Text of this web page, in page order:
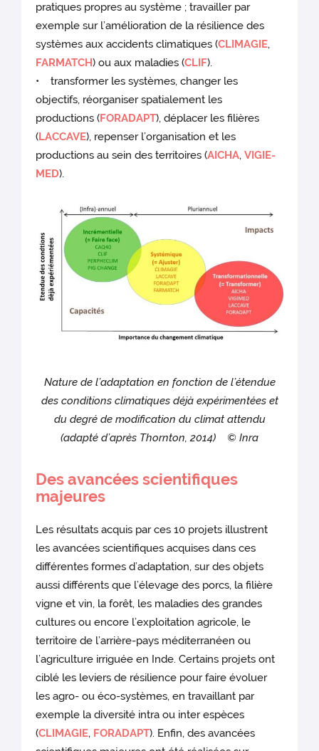
pratiques propres au système ; travailler par
exemple sur l’amélioration de la résilience des
systèmes aux accidents climatiques (CLIMAGIE,
FARMATCH) ou aux maladies (CLIF).
• transformer les systèmes, changer les
objectifs, réorganiser spatialement les
productions (FORADAPT), déplacer les filières
(LACCAVE), repenser l’organisation et les
productions au sein des territoires (AICHA,VIGIE-
MED).
Nature de l’adaptation en fonction de l’étendue
des conditions climatiques déjà expérimentées et
du degré de modification du climat attendu
(adapté d’après Thornton, 2014) © Inra
Des avancées scientifiques
majeures
Les résultats acquis par ces 10 projets illustrent
les avancées scientifiques acquises dans ces
différentes formes d’adaptation, sur des objets
aussi différents que l’élevage des porcs, la filière
vigne et vin, la forêt, les maladies des grandes
cultures ou encore l’exploitation agricole, le
territoire de l’arrière-pays méditerranéen ou
l’agriculture irriguée en Inde. Certains projets ont
ciblé les leviers de résilience pour faire évoluer
les agro- ou éco-systèmes, en travaillant par
exemple la diversité intra ou inter espèces
(CLIMAGIE, FORADAPT). Enfin, des avancées